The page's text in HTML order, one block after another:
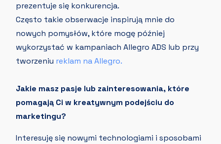
prezentuje się konkurencja.
Często takie obserwacje inspirują mnie do
nowych pomysłów, które mogę później
wykorzystać w kampaniach Allegro ADS lub przy
tworzeniu reklam na Allegro.
Jakie masz pasje lub zainteresowania, które
pomagają Ci w kreatywnym podejściu do
marketingu?
Interesuję się nowymi technologiami i sposobami